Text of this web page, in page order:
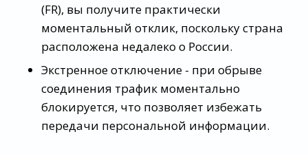
(FR), вы получите практически
моментальный отклик, поскольку страна
расположена недалеко о России.
Экстренное отключение - при обрыве
соединения трафик моментально
блокируется, что позволяет избежать
передачи персональной информации.